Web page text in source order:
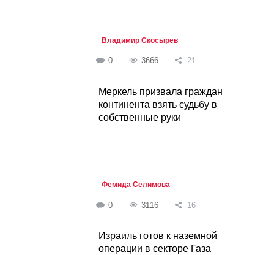
Владимир Скосырев
0 3666 21
Меркель призвала граждан
континента взять судьбу в
собственные руки
Фемида Селимова
0 3116 16
Израиль готов к наземной
операции в секторе Газа